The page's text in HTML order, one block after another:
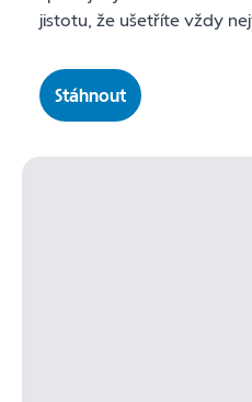
jistotu, že ušetříte vždy
Stáhnout